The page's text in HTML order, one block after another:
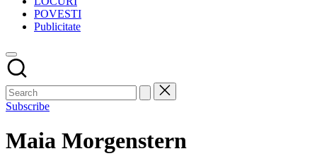
POVESTI
Publicitate
Subscribe
Maia Morgenstern